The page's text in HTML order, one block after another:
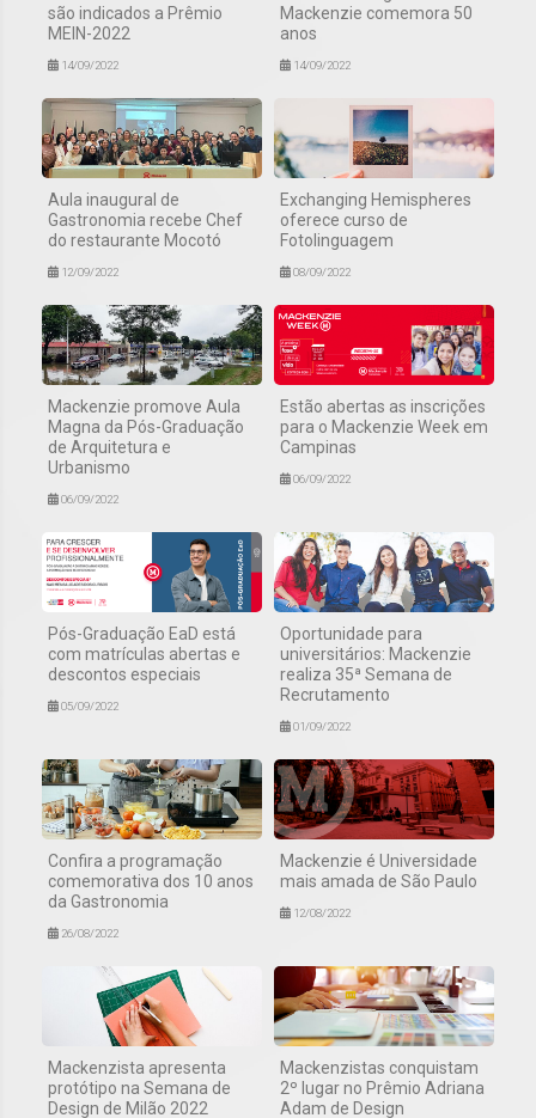
são indicados a Prêmio
MEIN-2022
14/09/2022
Mackenzie comemora 50
anos
14/09/2022
Aula inaugural de
Gastronomia recebe Chef
do restaurante Mocotó
12/09/2022
Exchanging Hemispheres
oferece curso de
Fotolinguagem
08/09/2022
Mackenzie promove Aula
Magna da Pós-Graduação
de Arquitetura e
Urbanismo
06/09/2022
Estão abertas as inscrições
para o Mackenzie Week em
Campinas
06/09/2022
Pós-Graduação EaD está
com matrículas abertas e
descontos especiais
05/09/2022
Oportunidade para
universitários: Mackenzie
realiza 35ª Semana de
Recrutamento
01/09/2022
Confira a programação
comemorativa dos 10 anos
da Gastronomia
26/08/2022
Mackenzie é Universidade
mais amada de São Paulo
12/08/2022
Mackenzista apresenta
protótipo na Semana de
Design de Milão 2022
Mackenzistas conquistam
2º lugar no Prêmio Adriana
Adam de Design